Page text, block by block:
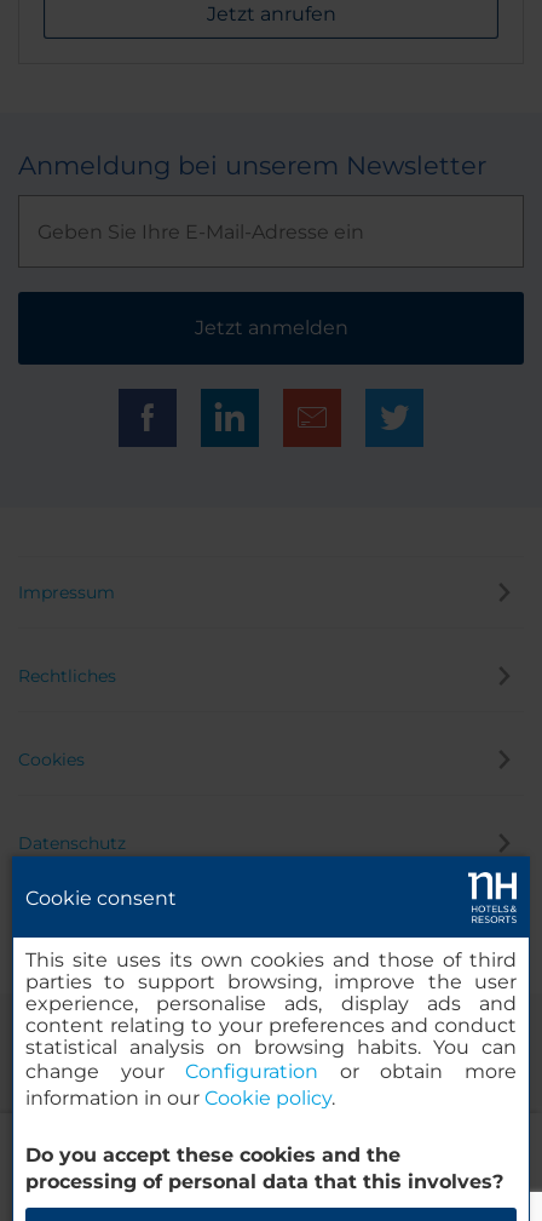
NH Brussels Stéphanie
Jetzt anrufen
Anmeldung bei unserem Newsletter
Jetzt anmelden
Impressum
Rechtliches
Cookies
Datenschutz
© 2000 – 2026 MINOR HOTELS EUROPE & AMERICAS Santa Engracia
120. 28003 Madrid, Spanien
Cookie consent
This site uses its own cookies and those of third
parties to support browsing, improve the user
experience, personalise ads, display ads and
content relating to your preferences and conduct
statistical analysis on browsing habits. You can
change yourConfiguration or obtain more
information in our Cookie policy.
Do you accept these cookies and the
processing of personal data that this involves?